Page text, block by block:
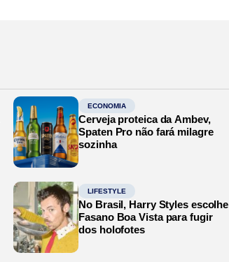
ECONOMIA
Cerveja proteica da Ambev,
Spaten Pro não fará milagre
sozinha
LIFESTYLE
No Brasil, Harry Styles escolhe
Fasano Boa Vista para fugir
dos holofotes